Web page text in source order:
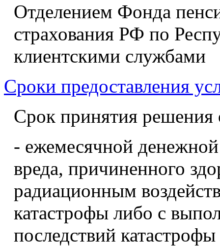
Отделением Фонда
страхования РФ по
клиентскими службами
Сроки предоставления
Срок принятия решения
- ежемесячной
вреда, причиненного
радиационным
катастрофы либо с
последствий